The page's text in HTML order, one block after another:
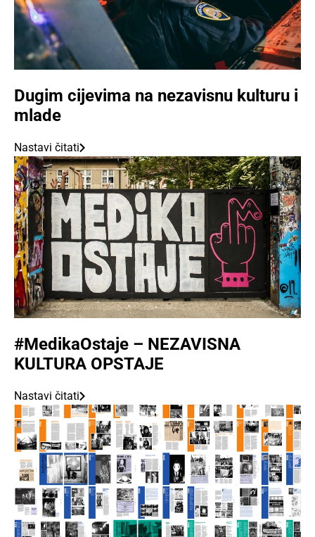
Dugim cijevima na nezavisnu kulturu i
mlade
Nastavi čitati
#MedikaOstaje – NEZAVISNA
KULTURA OPSTAJE
Nastavi čitati